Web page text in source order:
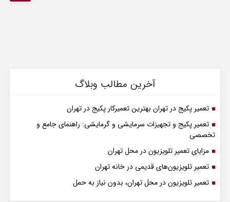
آخرین مطالب وبلاگ
تعمیر پکیج در تهران بهترین تعمیرکار پکیج در تهران
تعمیر پکیج و تجهیزات سرمایشی و گرمایشی: راهنمای جامع و
تخصصی
مزایای تعمیر تلویزیون در محل تهران
تعمیر تلویزیون‌های قدیمی در خانه تهران
تعمیر تلویزیون در محل تهران، بدون نیاز به حمل